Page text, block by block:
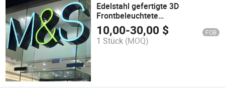
Edelstahl gefertigte 3D
Frontbeleuchtete
Kanalbuchstabenbeschilderung
10,00-30,00 $ FOB
1 Stück (MOQ)